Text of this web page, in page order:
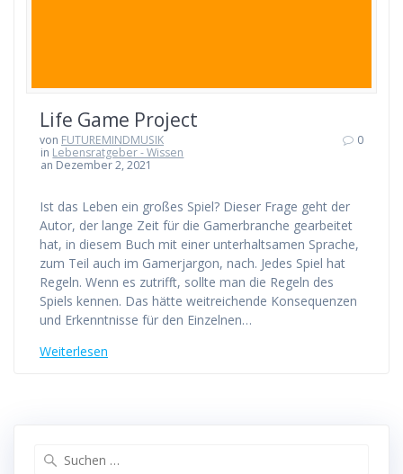
Life Game Project
von FUTUREMINDMUSIK
in Lebensratgeber - Wissen
an Dezember 2, 2021
0
Ist das Leben ein großes Spiel? Dieser Frage geht der
Autor, der lange Zeit für die Gamerbranche gearbeitet
hat, in diesem Buch mit einer unterhaltsamen Sprache,
zum Teil auch im Gamerjargon, nach. Jedes Spiel hat
Regeln. Wenn es zutrifft, sollte man die Regeln des
Spiels kennen. Das hätte weitreichende Konsequenzen
und Erkenntnisse für den Einzelnen…
Weiterlesen